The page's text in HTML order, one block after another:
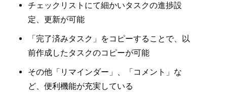
チェックリストにて細かいタスクの進捗設
定、更新が可能
「完了済みタスク」をコピーすることで、以
前作成したタスクのコピーが可能
その他「リマインダー」、「コメント」な
ど、便利機能が充実している